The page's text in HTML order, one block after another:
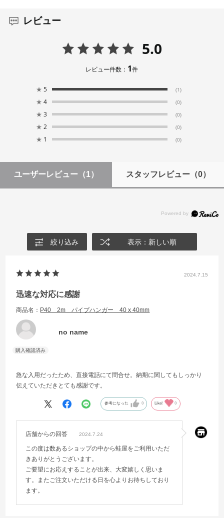
レビュー
5.0
レビュー件数： 1件
★ 5 (1)
★ 4 (0)
★ 3 (0)
★ 2 (0)
★ 1 (0)
ユーザーレビュー （1） スタッフレビュー（0）
絞り込み 表示：新しい順
2024.7.15
迅速な対応に感謝
商品名： P40 2m パイプハンガー 40 x 40mm
no name
急な入用だったため、直接電話にて問合せ。納期に関してもしっかり
伝えていただきとても感謝です。
参考になった 0 Like! 0
店舗からの回答 2024.7.24
この度は数あるショップの中から蛙屋をご利用いただ
きありがとうございます。
ご要望にお応えすることが出来、大変嬉しく思いま
す。またご注文いただける日を心よりお待ちしており
ます。